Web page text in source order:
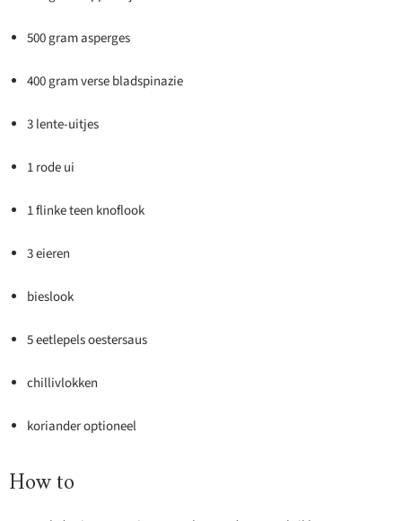
500 gram asperges
400 gram verse bladspinazie
3 lente-uitjes
1 rode ui
1 flinke teen knoflook
3 eieren
bieslook
5 eetlepels oestersaus
chillivlokken
koriander optioneel
How to